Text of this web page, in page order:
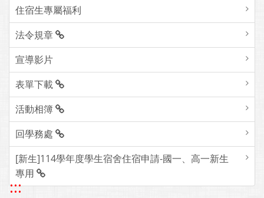
住宿生專屬福利
法令規章
宣導影片
表單下載
活動相簿
回學務處
[新生]114學年度學生宿舍住宿申請-國一、高一新生
專用
:::